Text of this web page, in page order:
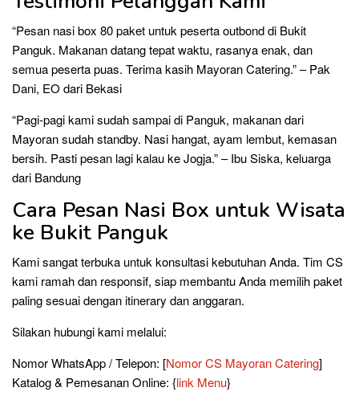
“Pesan nasi box 80 paket untuk peserta outbond di Bukit
Panguk. Makanan datang tepat waktu, rasanya enak, dan
semua peserta puas. Terima kasih Mayoran Catering.” – Pak
Dani, EO dari Bekasi
“Pagi-pagi kami sudah sampai di Panguk, makanan dari
Mayoran sudah standby. Nasi hangat, ayam lembut, kemasan
bersih. Pasti pesan lagi kalau ke Jogja.” – Ibu Siska, keluarga
dari Bandung
Cara Pesan Nasi Box untuk Wisata
ke Bukit Panguk
Kami sangat terbuka untuk konsultasi kebutuhan Anda. Tim CS
kami ramah dan responsif, siap membantu Anda memilih paket
paling sesuai dengan itinerary dan anggaran.
Silakan hubungi kami melalui:
Nomor WhatsApp / Telepon: [Nomor CS Mayoran Catering]
Katalog & Pemesanan Online: {link Menu}